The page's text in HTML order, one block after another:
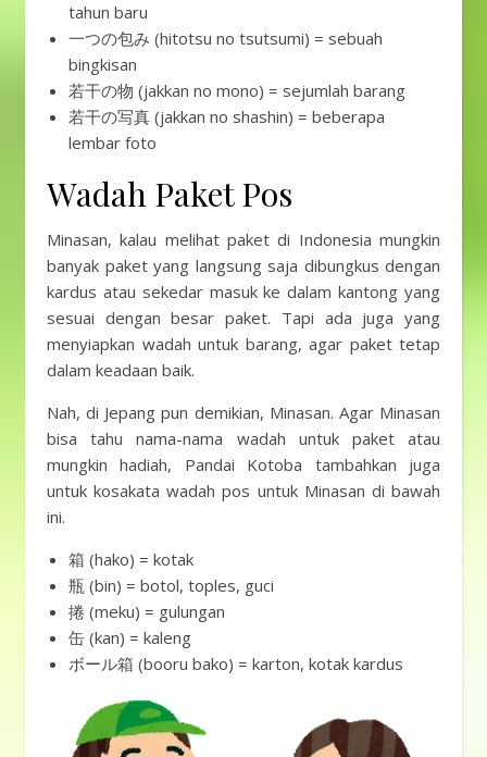
tahun baru
一つの包み (hitotsu no tsutsumi) = sebuah
bingkisan
若干の物 (jakkan no mono) = sejumlah barang
若干の写真 (jakkan no shashin) = beberapa
lembar foto
Wadah Paket Pos
Minasan, kalau melihat paket di Indonesia mungkin
banyak paket yang langsung saja dibungkus dengan
kardus atau sekedar masuk ke dalam kantong yang
sesuai dengan besar paket. Tapi ada juga yang
menyiapkan wadah untuk barang, agar paket tetap
dalam keadaan baik.
Nah, di Jepang pun demikian, Minasan. Agar Minasan
bisa tahu nama-nama wadah untuk paket atau
mungkin hadiah, Pandai Kotoba tambahkan juga
untuk kosakata wadah pos untuk Minasan di bawah
ini.
箱 (hako) = kotak
瓶 (bin) = botol, toples, guci
捲 (meku) = gulungan
缶 (kan) = kaleng
ボール箱 (booru bako) = karton, kotak kardus